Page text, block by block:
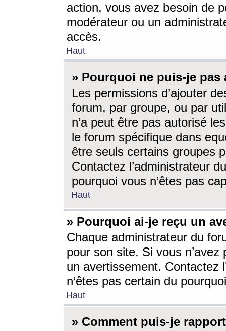
action, vous avez besoin de
modérateur ou un
accès.
Haut
» Pourquoi ne puis-je
Les permissions d’ajouter
forum, par groupe, ou par
n’a peut être pas autorisé
le forum spécifique dans
être seuls certains groupes
Contactez l’administrateur
pourquoi vous n’êtes pas
Haut
» Pourquoi ai-je reçu un
Chaque administrateur du
pour son site. Si vous
un avertissement. Contactez
n’êtes pas certain du
Haut
» Comment puis-je